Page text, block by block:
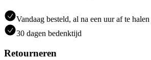
Vandaag besteld, al na een uur af te
30 dagen bedenktijd
Retourneren